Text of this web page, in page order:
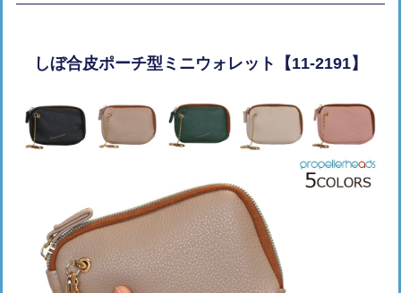
しぼ合皮ポーチ型ミニウォレット【11-2191】